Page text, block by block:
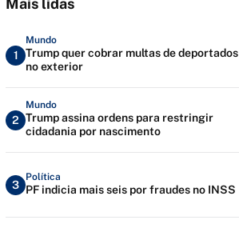
Mais lidas
1
Mundo
Trump quer cobrar multas de deportados
no exterior
2
Mundo
Trump assina ordens para restringir
cidadania por nascimento
3
Política
PF indicia mais seis por fraudes no INSS